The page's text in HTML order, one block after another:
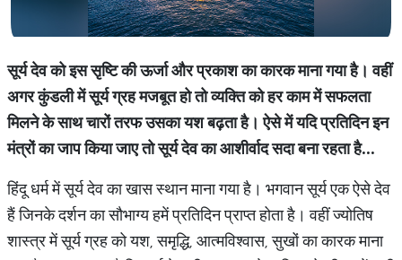
सूर्यदेवकोइससृष्टिकीऊर्जाऔरप्रकाशकाकारकमानागयाहै। वहीं
अगरकुंडलीमेंसूर्यग्रहमजबूतहोतोव्यक्तिकोहरकाममेंसफलता
मिलनेकेसाथचारोंतरफउसकायशबढ़ताहै। ऐसेमेंयदिप्रतिदिनइन
मंत्रोंकाजापकियाजाएतोसूर्यदेवकाआशीर्वादसदाबनारहताहै...
हिंदू धर्म में सूर्य देव का खास स्थान माना गया है। भगवान सूर्य एक ऐसे देव
हैं जिनके दर्शन का सौभाग्य हमें प्रतिदिन प्राप्त होता है। वहीं ज्योतिष
शास्त्र में सूर्य ग्रह को यश, समृद्धि, आत्मविश्वास, सुखों का कारक माना